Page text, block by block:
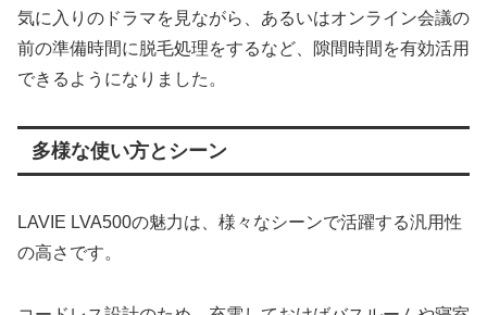
気に入りのドラマを見ながら、あるいはオンライン会議の
前の準備時間に脱毛処理をするなど、隙間時間を有効活用
できるようになりました。
多様な使い方とシーン
LAVIE LVA500の魅力は、様々なシーンで活躍する汎用性
の高さです。